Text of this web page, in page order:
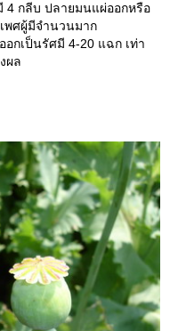
4 กลีบ ปลายมนแผ่ออกหรือ
พศผู้มีจำนวนมาก
อกเป็นรัศมี 4-20 แฉก เท่า
ผล